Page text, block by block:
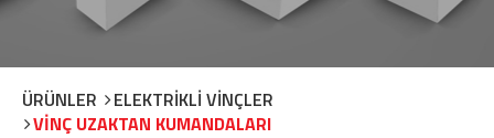
ÜRÜNLER
ELEKTRİKLİ VİNÇLER
VİNÇ UZAKTAN KUMANDALARI